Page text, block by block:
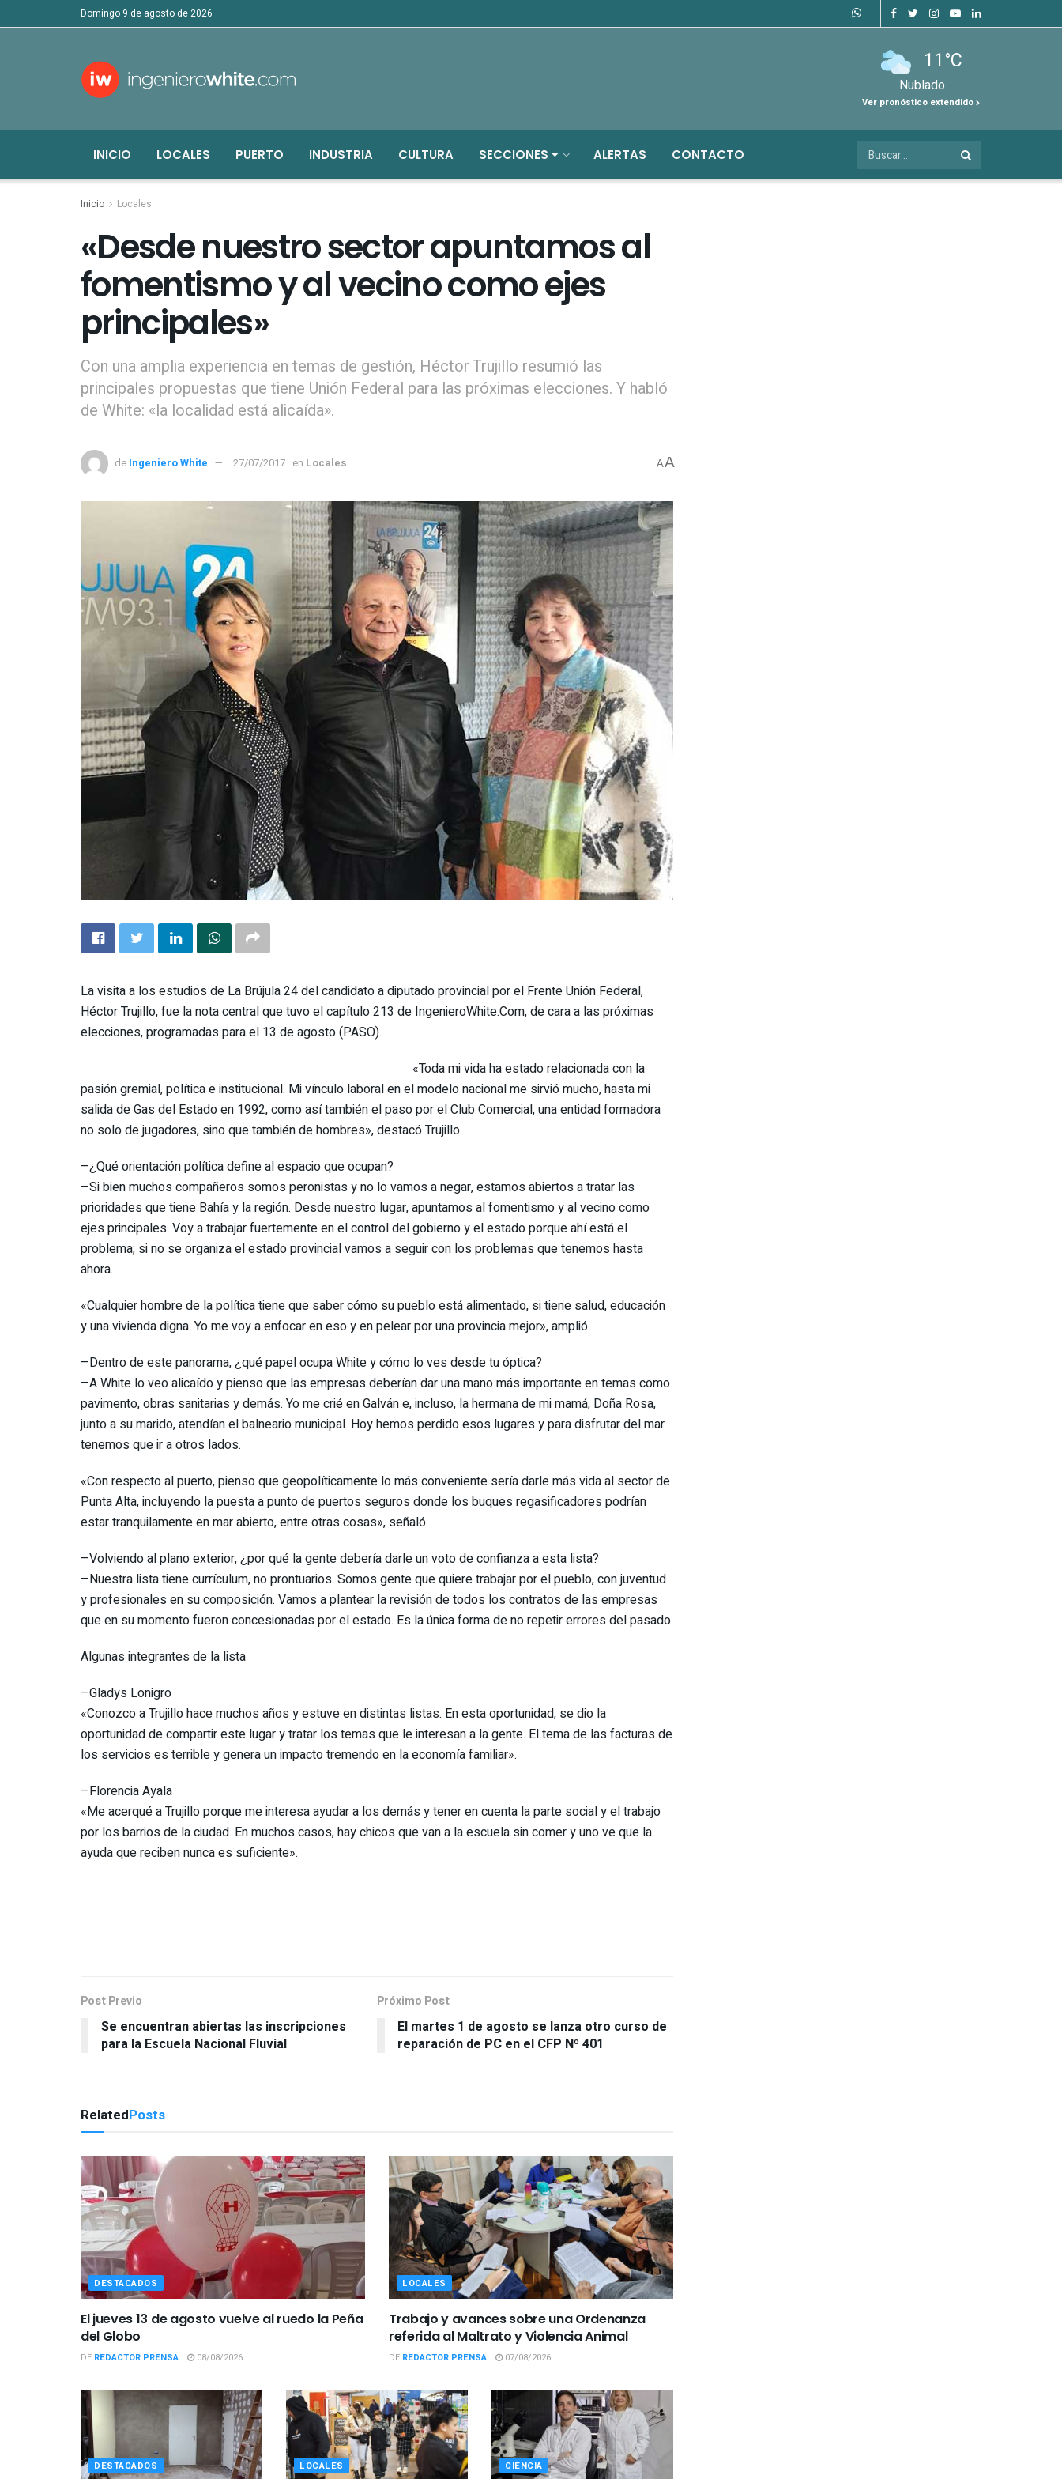
domingo 9 de agosto de 2026
11°C
Nublado
Ver pronóstico extendido
INICIO LOCALES PUERTO INDUSTRIA CULTURA SECCIONES ALERTAS CONTACTO
Inicio Locales
«Desde nuestro sector apuntamos al
fomentismo y al vecino como ejes
principales»
Con una amplia experiencia en temas de gestión, Héctor Trujillo resumió las
principales propuestas que tiene Unión Federal para las próximas elecciones. Y habló
de White: «la localidad está alicaída».
de Ingeniero White 27/07/2017 en Locales AA
La visita a los estudios de La Brújula 24 del candidato a diputado provincial por el Frente Unión Federal,
Héctor Trujillo, fue la nota central que tuvo el capítulo 213 de IngenieroWhite.Com, de cara a las próximas
elecciones, programadas para el 13 de agosto (PASO).
«Toda mi vida ha estado relacionada con la
pasión gremial, política e institucional. Mi vínculo laboral en el modelo nacional me sirvió mucho, hasta mi
salida de Gas del Estado en 1992, como así también el paso por el Club Comercial, una entidad formadora
no solo de jugadores, sino que también de hombres», destacó Trujillo.
–¿Qué orientación política define al espacio que ocupan?
–Si bien muchos compañeros somos peronistas y no lo vamos a negar, estamos abiertos a tratar las
prioridades que tiene Bahía y la región. Desde nuestro lugar, apuntamos al fomentismo y al vecino como
ejes principales. Voy a trabajar fuertemente en el control del gobierno y el estado porque ahí está el
problema; si no se organiza el estado provincial vamos a seguir con los problemas que tenemos hasta
ahora.
«Cualquier hombre de la política tiene que saber cómo su pueblo está alimentado, si tiene salud, educación
y una vivienda digna. Yo me voy a enfocar en eso y en pelear por una provincia mejor», amplió.
–Dentro de este panorama, ¿qué papel ocupa White y cómo lo ves desde tu óptica?
–A White lo veo alicaído y pienso que las empresas deberían dar una mano más importante en temas como
pavimento, obras sanitarias y demás. Yo me crié en Galván e, incluso, la hermana de mi mamá, Doña Rosa,
junto a su marido, atendían el balneario municipal. Hoy hemos perdido esos lugares y para disfrutar del mar
tenemos que ir a otros lados.
«Con respecto al puerto, pienso que geopolíticamente lo más conveniente sería darle más vida al sector de
Punta Alta, incluyendo la puesta a punto de puertos seguros donde los buques regasificadores podrían
estar tranquilamente en mar abierto, entre otras cosas», señaló.
–Volviendo al plano exterior, ¿por qué la gente debería darle un voto de confianza a esta lista?
–Nuestra lista tiene currículum, no prontuarios. Somos gente que quiere trabajar por el pueblo, con juventud
y profesionales en su composición. Vamos a plantear la revisión de todos los contratos de las empresas
que en su momento fueron concesionadas por el estado. Es la única forma de no repetir errores del pasado.
Algunas integrantes de la lista
–Gladys Lonigro
«Conozco a Trujillo hace muchos años y estuve en distintas listas. En esta oportunidad, se dio la
oportunidad de compartir este lugar y tratar los temas que le interesan a la gente. El tema de las facturas de
los servicios es terrible y genera un impacto tremendo en la economía familiar».
–Florencia Ayala
«Me acerqué a Trujillo porque me interesa ayudar a los demás y tener en cuenta la parte social y el trabajo
por los barrios de la ciudad. En muchos casos, hay chicos que van a la escuela sin comer y uno ve que la
ayuda que reciben nunca es suficiente».
Post Previo
Se encuentran abiertas las inscripciones
para la Escuela Nacional Fluvial
Próximo Post
El martes 1 de agosto se lanza otro curso de
reparación de PC en el CFP Nº 401
RelatedPosts
DESTACADOS
El jueves 13 de agosto vuelve al ruedo la Peña
del Globo
DE REDACTOR PRENSA 08/08/2026
LOCALES
Trabajo y avances sobre una Ordenanza
referida al Maltrato y Violencia Animal
DE REDACTOR PRENSA 07/08/2026
DESTACADOS LOCALES CIENCIA